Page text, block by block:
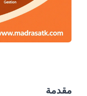
مقدمة